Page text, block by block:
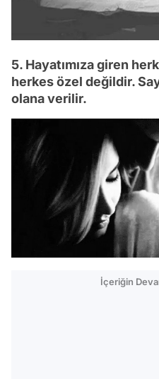
5. Hayatımıza giren
herkes özel değildir.
olana verilir.
İçeriğin